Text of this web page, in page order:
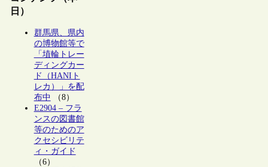
日）
群馬県、県内
の博物館等で
「埴輪トレー
ディングカー
ド（HANIト
レカ）」を配
布中 （8）
E2904 – フラ
ンスの図書館
等のためのア
クセシビリテ
ィ・ガイド
（6）